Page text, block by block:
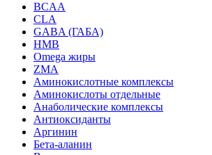
BCAA
CLA
GABA (ГАБА)
HMB
Omega жиры
ZMA
Аминокислотные комплексы
Аминокислоты отдельные
Анаболические комплексы
Антиоксиданты
Аргинин
Бета-аланин